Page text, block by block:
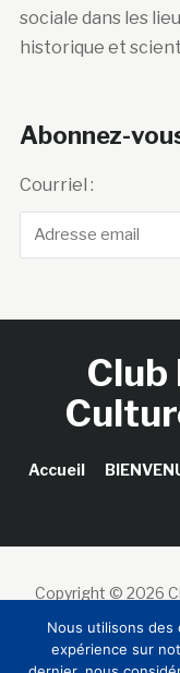
sociale dans les
historique et
Abonnez-
Courriel :
Club
Accueil
Copyright © 2026
Nous utilisons des
expérience sur